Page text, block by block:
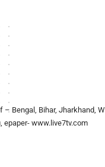
– Bengal, Bihar, Jharkhand,
epaper- www.live7tv.com